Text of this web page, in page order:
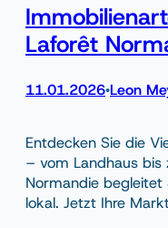
Laforêt
11.01.2026•Leon
Entdecken Sie die
– vom Landhaus bis
Normandie
lokal. Jetzt Ihre